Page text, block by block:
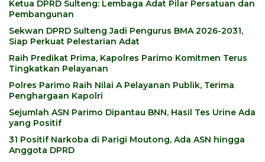
Ketua DPRD Sulteng: Lembaga Adat Pilar Persatuan dan
Pembangunan
Sekwan DPRD Sulteng Jadi Pengurus BMA 2026-2031,
Siap Perkuat Pelestarian Adat
Raih Predikat Prima, Kapolres Parimo Komitmen Terus
Tingkatkan Pelayanan
Polres Parimo Raih Nilai A Pelayanan Publik, Terima
Penghargaan Kapolri
Sejumlah ASN Parimo Dipantau BNN, Hasil Tes Urine Ada
yang Positif
31 Positif Narkoba di Parigi Moutong, Ada ASN hingga
Anggota DPRD